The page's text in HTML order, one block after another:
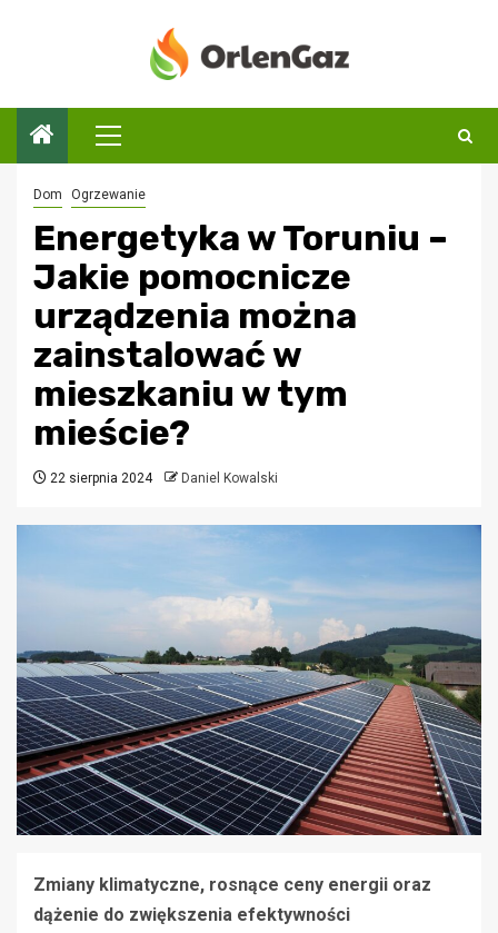
Menu
główne
Dom Ogrzewanie
Energetyka w Toruniu –
Jakie pomocnicze
urządzenia można
zainstalować w
mieszkaniu w tym
mieście?
22 sierpnia 2024 Daniel Kowalski
Zmiany klimatyczne, rosnące ceny energii oraz
dążenie do zwiększenia efektywności